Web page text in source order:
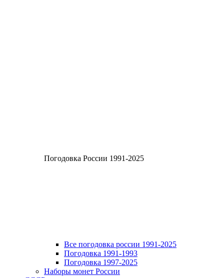
Погодовка России 1991-2025
Все погодовка россии 1991-2025
Погодовка 1991-1993
Погодовка 1997-2025
Наборы монет России